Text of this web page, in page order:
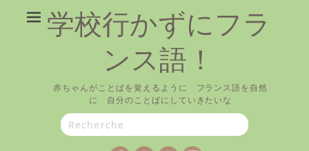
学校行かずにフラ
ンス語！
赤ちゃんがことばを覚えるように フランス語を自然
に 自分のことばにしていきたいな
Search
for: